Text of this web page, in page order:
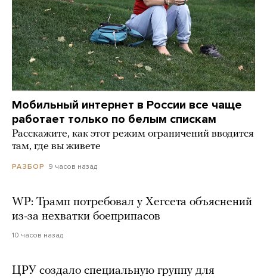
Мобильный интернет в России все чаще
работает только по белым спискам
Расскажите, как этот режим ограничений вводится
там, где вы живете
РАЗБОР 9 часов назад
WP: Трамп потребовал у Хегсета объяснений
из-за нехватки боеприпасов
10 часов назад
ЦРУ создало специальную группу для